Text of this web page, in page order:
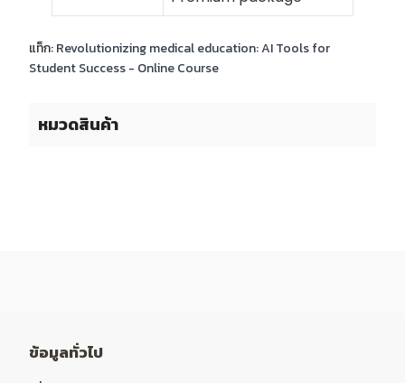
หมวดสินค้า
แท็ก:Revolutionizing medical education: AI Tools for
Student Success - Online Course
ข้อมูลทั่วไป